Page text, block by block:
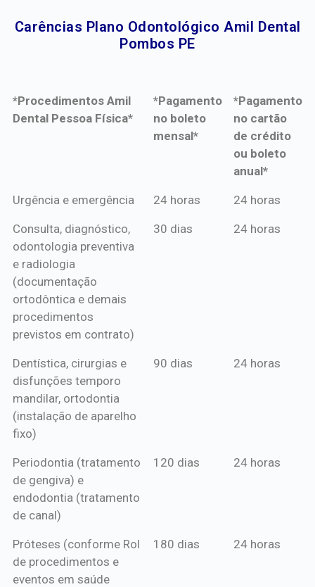
Carências Plano Odontológico Amil Dental
Pombos PE​
*Procedimentos Amil
Dental Pessoa Física*
*Pagamento
no boleto
mensal*
*Pagamento
no cartão
de crédito
ou boleto
anual*
*Procedimentos Amil
*Pagamento
mensal*
*Pagamento
de crédito
Urgência e emergência 24 horas 24 horas
Consulta, diagnóstico,
odontologia preventiva
e radiologia
(documentação
ortodôntica e demais
procedimentos
previstos em contrato)
30 dias 24 horas
Dentística, cirurgias e
disfunções temporo
mandilar, ortodontia
(instalação de aparelho
fixo)
90 dias 24 horas
Periodontia (tratamento
de gengiva) e
endodontia (tratamento
de canal)
120 dias 24 horas
Próteses (conforme Rol
de procedimentos e
eventos em saúde
180 dias 24 horas